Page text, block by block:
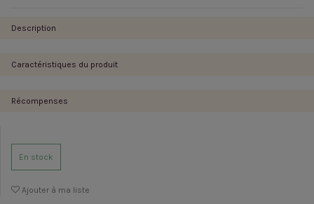
Description
Caractéristiques du produit
Récompenses
En stock
Ajouter à ma liste